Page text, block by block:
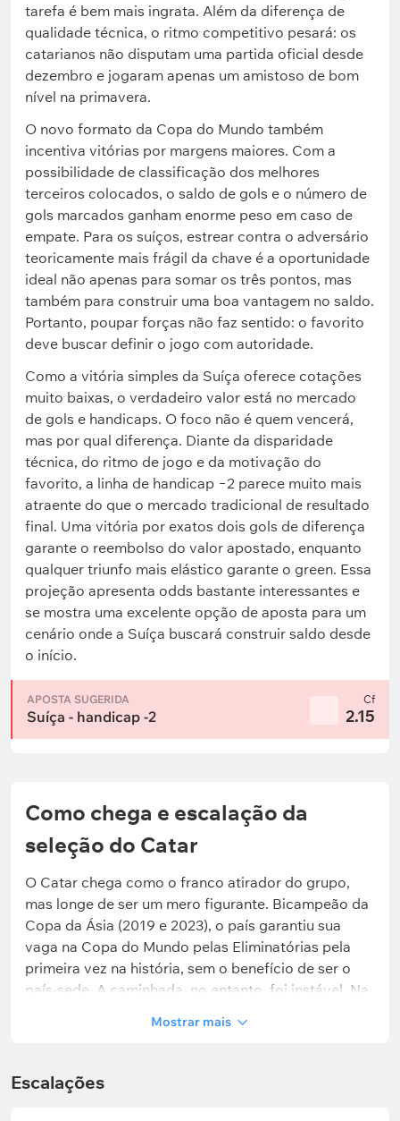
tarefa é bem mais ingrata. Além da diferença de
qualidade técnica, o ritmo competitivo pesará: os
catarianos não disputam uma partida oficial desde
dezembro e jogaram apenas um amistoso de bom
nível na primavera.
O novo formato da Copa do Mundo também
incentiva vitórias por margens maiores. Com a
possibilidade de classificação dos melhores
terceiros colocados, o saldo de gols e o número de
gols marcados ganham enorme peso em caso de
empate. Para os suíços, estrear contra o adversário
teoricamente mais frágil da chave é a oportunidade
ideal não apenas para somar os três pontos, mas
também para construir uma boa vantagem no saldo.
Portanto, poupar forças não faz sentido: o favorito
deve buscar definir o jogo com autoridade.
Como a vitória simples da Suíça oferece cotações
muito baixas, o verdadeiro valor está no mercado
de gols e handicaps. O foco não é quem vencerá,
mas por qual diferença. Diante da disparidade
técnica, do ritmo de jogo e da motivação do
favorito, a linha de handicap −2 parece muito mais
atraente do que o mercado tradicional de resultado
final. Uma vitória por exatos dois gols de diferença
garante o reembolso do valor apostado, enquanto
qualquer triunfo mais elástico garante o green. Essa
projeção apresenta odds bastante interessantes e
se mostra uma excelente opção de aposta para um
cenário onde a Suíça buscará construir saldo desde
o início.
APOSTA SUGERIDA
Suíça - handicap -2
Cf
2.15
Como chega e escalação da
seleção do Catar
O Catar chega como o franco atirador do grupo,
mas longe de ser um mero figurante. Bicampeão da
Copa da Ásia (2019 e 2023), o país garantiu sua
vaga na Copa do Mundo pelas Eliminatórias pela
primeira vez na história, sem o benefício de ser o
país-sede. A caminhada, no entanto, foi instável. Na
com uma goleada histórica sobre o Afeganistão (8 a
pontos, terminando em quarto lugar e sofrendo 24
gols em 10 partidas. A vaga direta só veio na quarta
Mostrar mais
Escalações